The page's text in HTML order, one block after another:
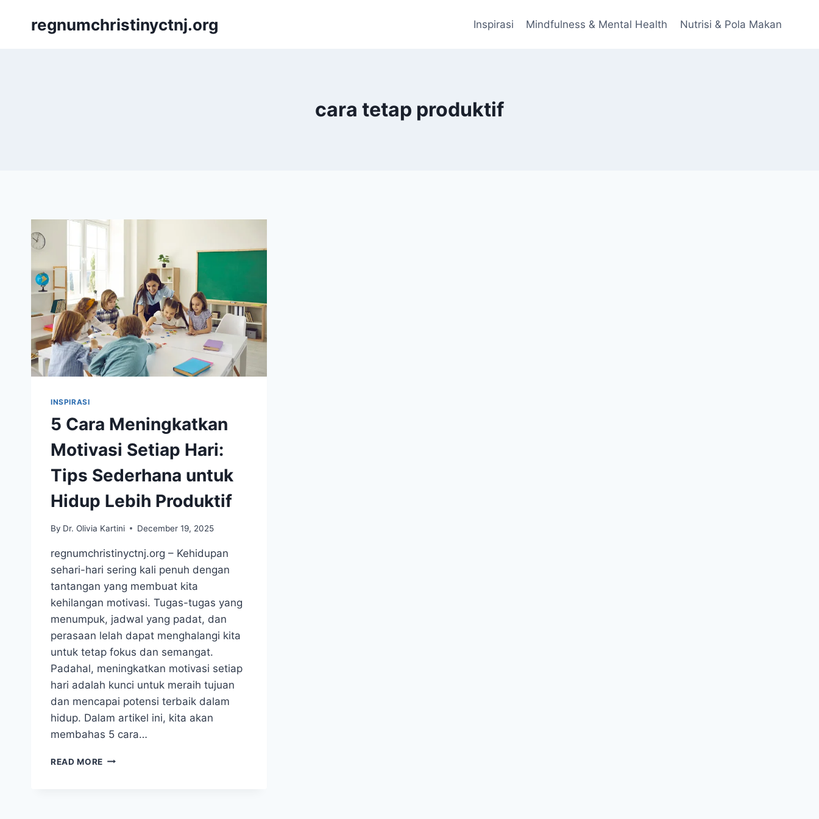
regnumchristinyctnj.org Inspirasi Mindfulness & Mental Health Nutrisi & Pola Makan
cara tetap produktif
INSPIRASI
5 Cara Meningkatkan
Motivasi Setiap Hari:
Tips Sederhana untuk
Hidup Lebih Produktif
By Dr. Olivia Kartini December 19, 2025
regnumchristinyctnj.org – Kehidupan
sehari-hari sering kali penuh dengan
tantangan yang membuat kita
kehilangan motivasi. Tugas-tugas yang
menumpuk, jadwal yang padat, dan
perasaan lelah dapat menghalangi kita
untuk tetap fokus dan semangat.
Padahal, meningkatkan motivasi setiap
hari adalah kunci untuk meraih tujuan
dan mencapai potensi terbaik dalam
hidup. Dalam artikel ini, kita akan
membahas 5 cara…
READ MORE 5